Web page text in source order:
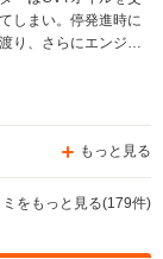
しまい。停発進時に
り、さらにエンジン
響き不快です。本来
。全体的にコスパを
ーのため不安定な乗
の醍醐味はやっぱ
ブでの星空ウォッチ
ブがてらの日光浴。
もっと見る
をもっと見る(179件)